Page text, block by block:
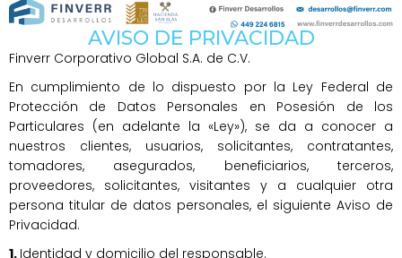
AVISO DE PRIVACIDAD
Finverr Corporativo Global S.A. de C.V.
En cumplimiento de lo dispuesto por la Ley Federal de
Protección de Datos Personales en Posesión de los
Particulares (en adelante la «Ley»), se da a conocer a
nuestros clientes, usuarios, solicitantes, contratantes,
tomadores, asegurados, beneficiarios, terceros,
proveedores, solicitantes, visitantes y a cualquier otra
persona titular de datos personales, el siguiente Aviso de
Privacidad.
1. Identidad y domicilio del responsable.